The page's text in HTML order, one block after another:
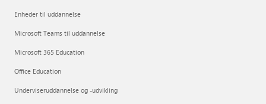
Enheder til uddannelse
Microsoft Teams til uddannelse
Microsoft 365 Education
Office Education
Underviseruddannelse og -udvikling